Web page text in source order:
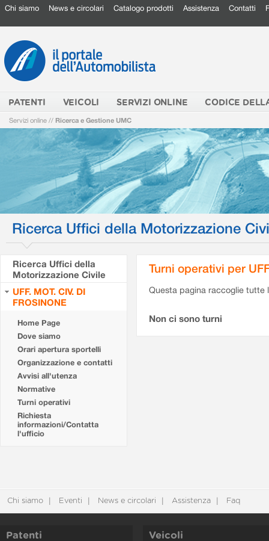
Chi siamo News e circolari Catalogo prodotti Assistenza Contatti
PATENTI VEICOLI SERVIZI ONLINE CODICE
Servizi online // Ricerca e Gestione UMC
Ricerca Uffici della Motorizzazione
Ricerca Uffici della
Motorizzazione Civile
UFF. MOT. CIV. DI
FROSINONE
Home Page
Dove siamo
Orari apertura sportelli
Organizzazione e contatti
Avvisi all'utenza
Normative
Turni operativi
Richiesta
informazioni/Contatta
l'ufficio
Turni operativi per
Questa pagina raccoglie tutte
Non ci sono turni
Chi siamo Eventi News e circolari Assistenza Faq
Patenti Veicoli